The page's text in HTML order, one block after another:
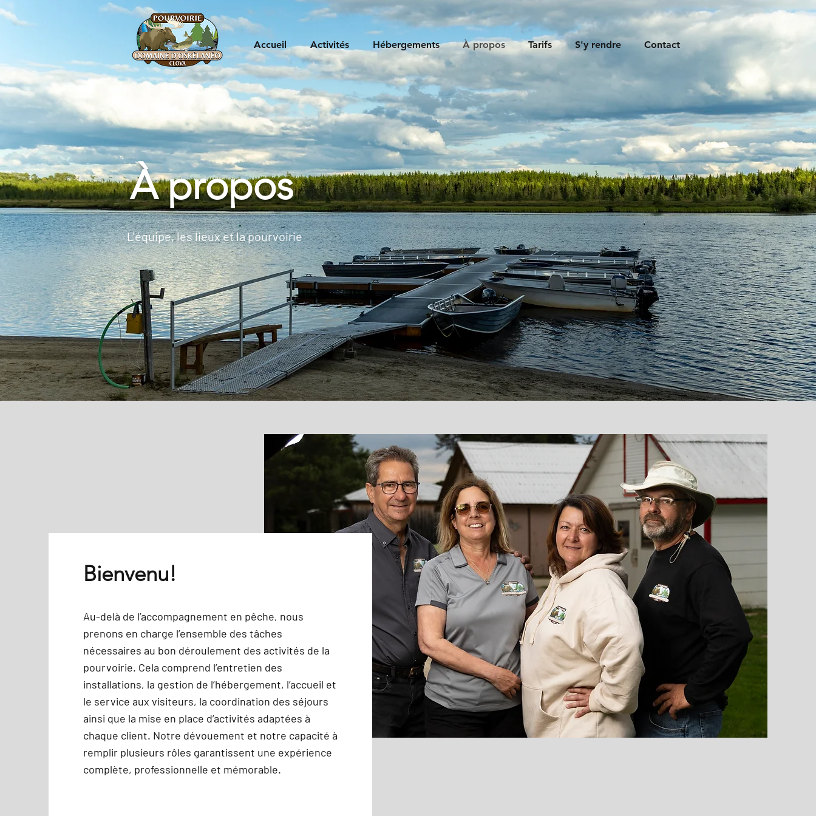
Accueil Activités Hébergements À propos Tarifs S'y rendre Contact
À propos
L'équipe, les lieux et la pourvoirie
Bienvenu!
Au-delà de l’accompagnement en pêche, nous
prenons en charge l’ensemble des tâches
nécessaires au bon déroulement des activités de la
pourvoirie. Cela comprend l’entretien des
installations, la gestion de l’hébergement, l’accueil et
le service aux visiteurs, la coordination des séjours
ainsi que la mise en place d’activités adaptées à
chaque client. Notre dévouement et notre capacité à
remplir plusieurs rôles garantissent une expérience
complète, professionnelle et mémorable.